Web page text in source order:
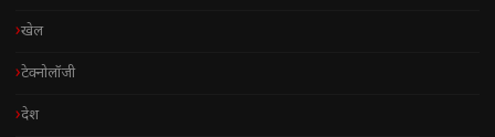
खेल
टेक्नोलॉजी
देश